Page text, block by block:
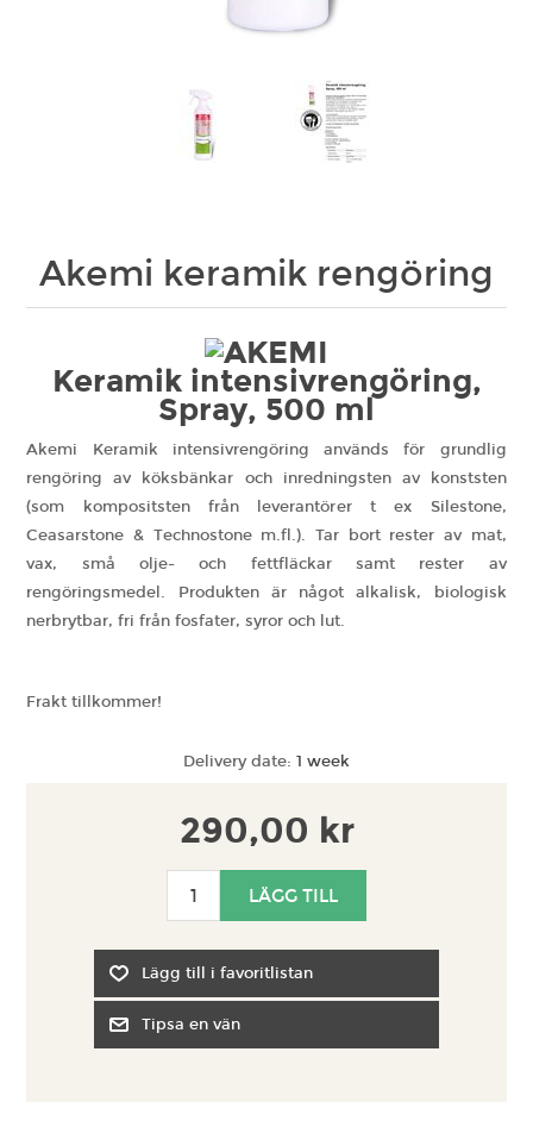
Akemi keramik rengöring
Keramik intensivrengöring,
Spray, 500 ml
Akemi Keramik intensivrengöring används för grundlig
rengöring av köksbänkar och inredningsten av konststen
(som kompositsten från leverantörer t ex Silestone,
Ceasarstone & Technostone m.fl.). Tar bort rester av mat,
vax, små olje- och fettfläckar samt rester av
rengöringsmedel. Produkten är något alkalisk, biologisk
nerbrytbar, fri från fosfater, syror och lut.
Frakt tillkommer!
Delivery date: 1 week
290,00 kr